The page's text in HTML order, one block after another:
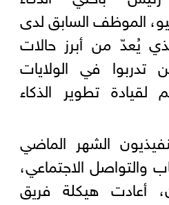
الموظف السابق لدى
يُعدّ من أبرز حالات
تدربوا في الولايات
لقيادة تطوير الذكاء
الشهر الماضي
والتواصل الاجتماعي،
أعادت هيكلة فريق